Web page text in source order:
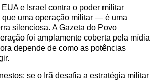
e Israel contra o poder militar
que uma operação militar — é uma
silenciosa. A Gazeta do Povo
foi amplamente coberta pela mídia
depende de como as potências
se o Irã desafia a estratégia militar